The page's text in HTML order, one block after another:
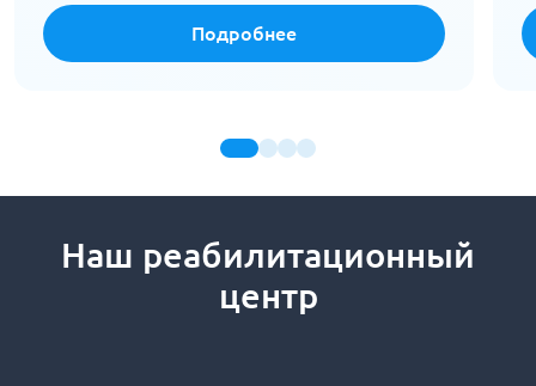
Подробнее
Наш реабилитационный
центр